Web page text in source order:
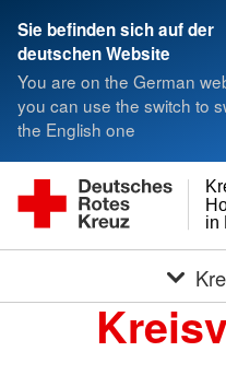
Sie befinden sich auf der
deutschen Website
You are on the German
you can use the switch to
the English one
in